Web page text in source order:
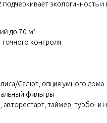
экологичность
до 70 м²
контроля
Салют, опция умного дома
фильтры
таймер, турбо- и